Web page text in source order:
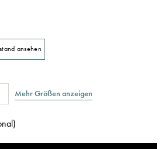
ansehen
Mehr Größen anzeigen
)